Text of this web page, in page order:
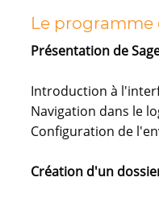
Le programme
Présentation de
Introduction à
Navigation dans le
Configuration de
Création d'un